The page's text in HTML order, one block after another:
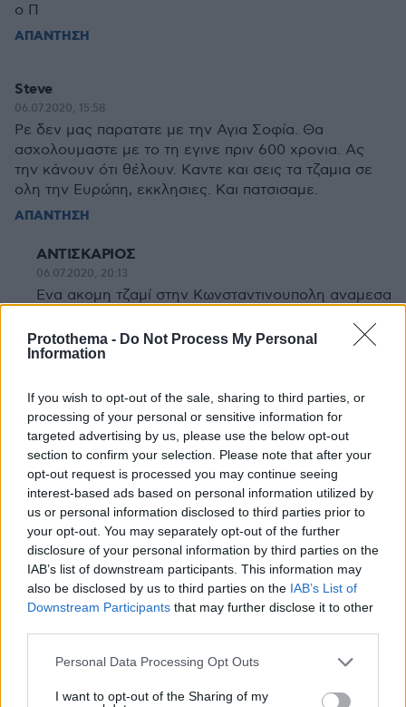
Protothema - Do Not Process My Personal
Information
If you wish to opt-out of the sale, sharing to third parties, or
processing of your personal or sensitive information for
targeted advertising by us, please use the below opt-out
section to confirm your selection. Please note that after your
opt-out request is processed you may continue seeing
interest-based ads based on personal information utilized by
us or personal information disclosed to third parties prior to
your opt-out. You may separately opt-out of the further
disclosure of your personal information by third parties on the
IAB’s list of downstream participants. This information may
also be disclosed by us to third parties on the IAB’s List of
Downstream Participants that may further disclose it to other
Please note that this website/app uses one or more Google
not limited to your visit or usage behaviour. You may click to
Personal Data Processing Opt Outs
I want to opt-out of the Sharing of my
ο Π
ΑΠΑΝΤΗΣΗ
Steve
06.07.2020, 15:58
Ρε δεν μας παρατατε με την Αγια Σοφία. Θα
ασχολουμαστε με το τη εγινε πριν 600 χρονια. Ας
την κάνουν ότι θέλουν. Καντε και σεις τα τζαμια σε
ολη την Ευρώπη, εκκλησιες. Και πατσισαμε.
ΑΠΑΝΤΗΣΗ
ΑΝΤΙΣΚΑΡΙΟΣ
06.07.2020, 20:13
Ενα ακομη τζαμί στην Κωνσταντινουπολη αναμεσα
τουρκους,ενω ενας ξεχωριστος ναος
αφιερωμενος εις την του Θεου Σοφια λεει πολλα
περισσοτερα ,για ολους τους χριστιανους Οι
τουρκοι ομως ειναι μπουνταλαδες και δεν το
καταλαβαινουν!
ΑΠΑΝΤΗΣΗ
Αγύριγο κεφάλι
06.07.2020, 16:33
Δεν είναι το ίδιο φίλε!____Μην είσαι ...χύδην
τύπος, ζώντας στην ανιστόρητη κοσμάρα
του!____Το Μνημείο των Μνημείων που είναι ο
Μέγας Ναός της του Θεού Σοφίας εν
Κωνσταντινουπόλει, δεν είναι ...ένα από τα
..."τζαμιά γιά να πατσίσουμε"!..